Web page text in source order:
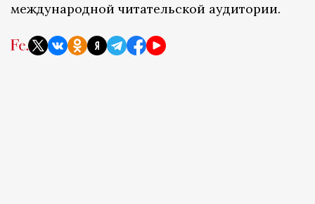
международной читательской аудитории.